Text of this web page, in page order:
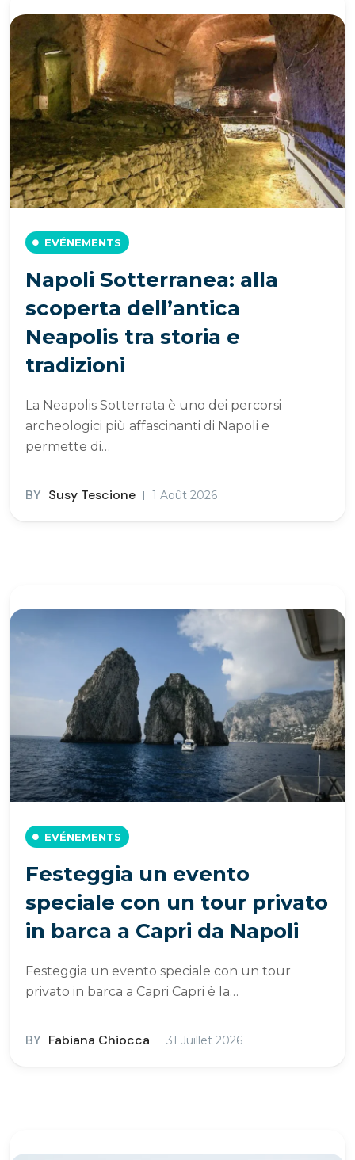
EVÉNEMENTS
Napoli Sotterranea: alla
scoperta dell’antica
Neapolis tra storia e
tradizioni
La Neapolis Sotterrata è uno dei percorsi
archeologici più affascinanti di Napoli e
permette di…
BY Susy Tescione 1 Août 2026
EVÉNEMENTS
Festeggia un evento
speciale con un tour privato
in barca a Capri da Napoli
Festeggia un evento speciale con un tour
privato in barca a Capri Capri è la…
BY Fabiana Chiocca 31 Juillet 2026